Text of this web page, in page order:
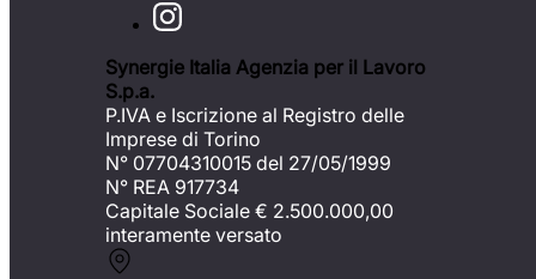
Synergie Italia Agenzia per il Lavoro
S.p.a.
P.IVA e Iscrizione al Registro delle
Imprese di Torino
N° 07704310015 del 27/05/1999
N° REA 917734
Capitale Sociale € 2.500.000,00
interamente versato